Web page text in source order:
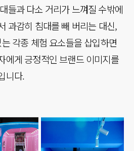
들과 다소 거리가 느껴질 수밖에
과감히 침대를 빼 버리는 대신,
각종 체험 요소들을 삽입하면
에게 긍정적인 브랜드 이미지를
니다.